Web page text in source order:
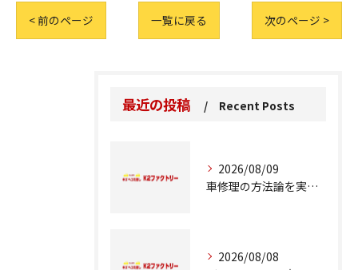
< 前のページ 一覧に戻る 次のページ >
最近の投稿 Recent Posts
2026/08/09
車修理の方法論を実例とコスト比較で徹底解説
2026/08/08